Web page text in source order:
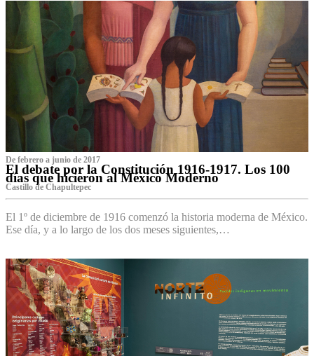
De febrero a junio de 2017
El debate por la Constitución 1916-1917. Los 100
días que hicieron al México Moderno
Castillo de Chapultepec
El 1º de diciembre de 1916 comenzó la historia moderna de México.
Ese día, y a lo largo de los dos meses siguientes,…